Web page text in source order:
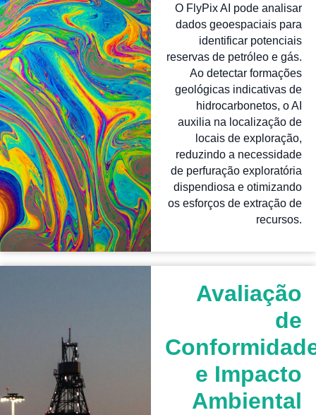
O FlyPix AI pode analisar
dados geoespaciais para
identificar potenciais
reservas de petróleo e gás.
Ao detectar formações
geológicas indicativas de
hidrocarbonetos, o AI
auxilia na localização de
locais de exploração,
reduzindo a necessidade
de perfuração exploratória
dispendiosa e otimizando
os esforços de extração de
recursos.
Avaliação
de
e Impacto
Ambiental